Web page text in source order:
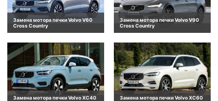
Замена мотора печки Volvo V60
Cross Country
Замена мотора печки Volvo V90
Cross Country
Замена мотора печки Volvo XC40 Замена мотора печки Volvo XC60